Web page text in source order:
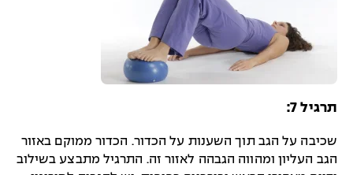
תרגיל 7:
שכיבה על הגב תוך השענות על הכדור. הכדור ממוקם באזור
הגב העליון ומהווה הגבהה לאזור זה. התרגיל מתבצע בשילוב